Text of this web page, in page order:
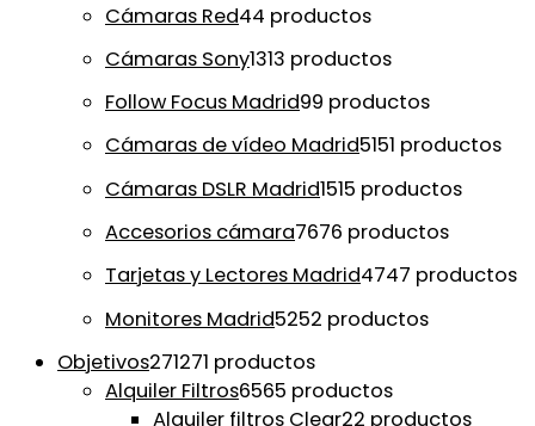
Cámaras Red44 productos
Cámaras Sony1313 productos
Follow Focus Madrid99 productos
Cámaras de vídeo Madrid5151 productos
Cámaras DSLR Madrid1515 productos
Accesorios cámara7676 productos
Tarjetas y Lectores Madrid4747 productos
Monitores Madrid5252 productos
Objetivos271271 productos
Alquiler Filtros6565 productos
Alquiler filtros Clear22 productos